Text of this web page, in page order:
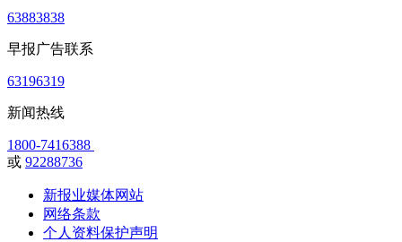
63883838
早报广告联系
63196319
新闻热线
1800-7416388
或 92288736
新报业媒体网站
网络条款
个人资料保护声明